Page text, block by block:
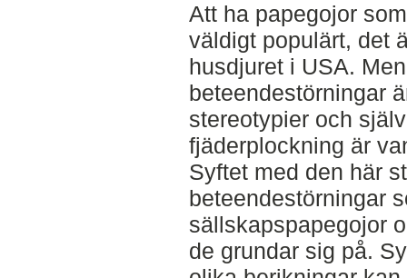
Att ha papegojor
väldigt populärt, det
husdjuret i USA.
beteendestörningar
stereotypier och
fjäderplockning är
Syftet med den här
beteendestörningar
sällskapspapegojor
de grundar sig på.